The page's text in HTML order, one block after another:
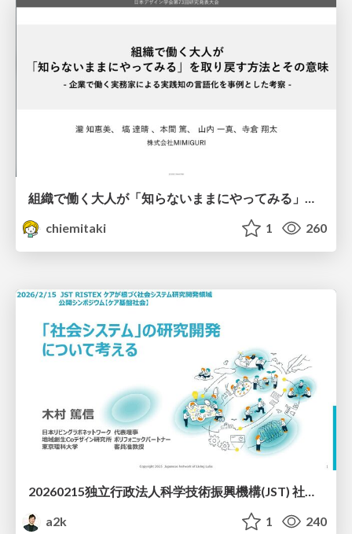
組織で働く大人が「知らないままにやってみる」を取り戻す方法とその意味〜企業で働く実務家による実践知の言語化を事例とした考察〜
chiemitaki
1 260
a2k
1 240